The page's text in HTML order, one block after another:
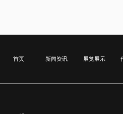
首页 新闻资讯 展览展示